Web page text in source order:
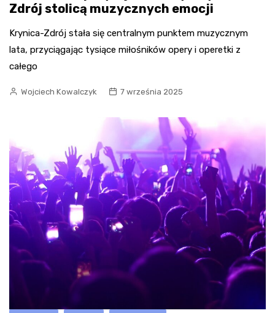
Zdrój stolicą muzycznych emocji
Krynica-Zdrój stała się centralnym punktem muzycznym
lata, przyciągając tysiące miłośników opery i operetki z
całego
Wojciech Kowalczyk 7 września 2025